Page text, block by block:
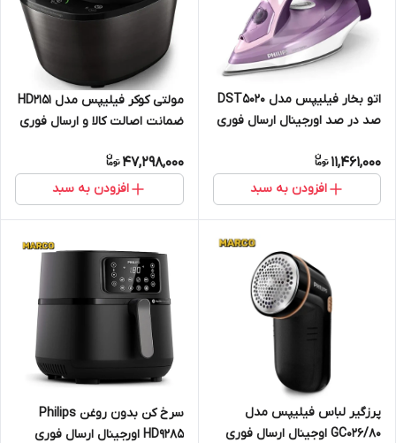
اتو بخار فیلیپس مدل DST5020
صد در صد اورجینال ارسال فوری
11,461,000
افزودن به سبد
مولتی کوکر فیلیپس مدل HD2151
ضمانت اصالت کالا و ارسال فوری
47,298,000
افزودن به سبد
پرزگیر لباس فیلیپس مدل
GC026/80 اوجینال ارسال فوری
سرخ کن بدون روغن Philips
HD9285 اورجینال ارسال فوری